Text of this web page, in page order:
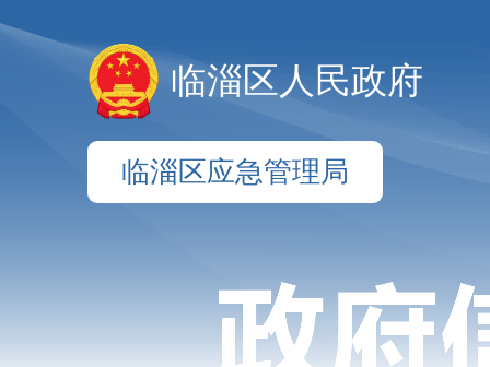
临淄区人民政府
临淄区应急管理局